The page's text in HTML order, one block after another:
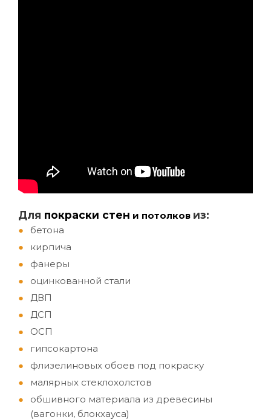
Для покраски стен и потолков из:
бетона
кирпича
фанеры
оцинкованной стали
ДВП
ДСП
ОСП
гипсокартона
флизелиновых обоев под покраску
малярных стеклохолстов
обшивного материала из древесины
(вагонки, блокхауса)